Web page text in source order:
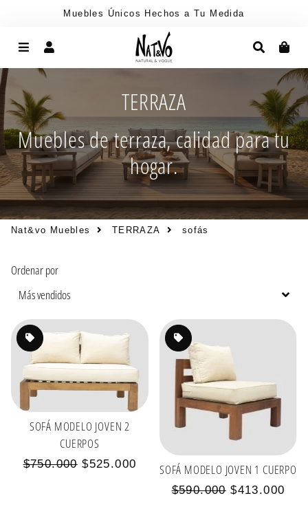
Muebles Únicos Hechos a Tu Medida
Menú Buscar
TERRAZA
Muebles de terraza, calidad para tu
hogar.
Nat&vo Muebles TERRAZA sofás
Ordenar por
SOFÁ MODELO JOVEN 2
CUERPOS
Precio
$750.000 Precio
$525.000 SOFÁ MODELO JOVEN 1 CUERPO
Precio
$590.000 Precio
$413.000